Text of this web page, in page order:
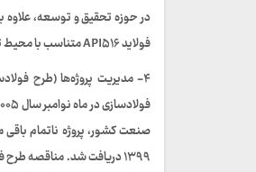
در حوزه تحقیق و توسعه، علاوه
فولاید API۵۱۶ متناسب با محیط ترش نیز صورت گرفت که در رتبه‌بندی ملی، به عنوان محصول پژوهشی برتر کشور در سال ۱۴۰۰ معرفی شد.
۴- مدیریت پروژه‌ها (طرح